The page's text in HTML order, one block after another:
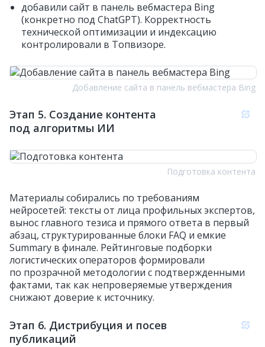
добавили сайт в панель вебмастера Bing
(конкретно под ChatGPT). Корректность
технической оптимизации и индексацию
контролировали в Топвизоре.
Добавление сайта в панель вебмастера Bing
Этап 5. Создание контента
под алгоритмы ИИ
Подготовка контента
Материалы собирались по требованиям
нейросетей: тексты от лица профильных экспертов,
вынос главного тезиса и прямого ответа в первый
абзац, структурированные блоки FAQ и емкие
Summary в финале. Рейтинговые подборки
логистических операторов формировали
по прозрачной методологии с подтвержденными
фактами, так как непроверяемые утверждения
снижают доверие к источнику.
Этап 6. Дистрибуция и посев
публикаций